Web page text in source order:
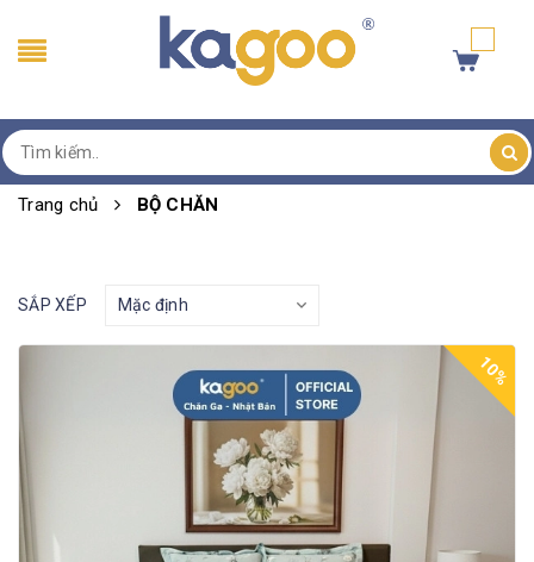
Trang chủ BỘ CHĂN
SẮP XẾP
10%